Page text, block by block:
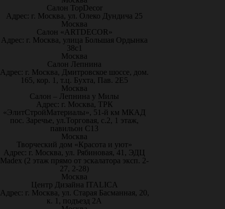
Салон TopDecor
Адрес: г. Москва, ул. Олеко Дундича 25
Москва
Салон «ARTDECOR»
Адрес: г. Москва, улица Большая Ордынка
38с1
Москва
Салон Лепнина
Адрес: г. Москва, Дмитровское шоссе, дом.
165, кор. 1, т.ц. Бухта, Пав. 2Е5
Москва
Салон – Лепнина у Милы
Адрес: г. Москва, ТРК
«ЭлитСтройМатериалы», 51-й км МКАД
пос. Заречье, ул.Торговая, с.2, 1 этаж,
павильон С13
Москва
Творческий дом «Красота и уют»
Адрес: г. Москва, ул. Рябиновая, 41, ЭДЦ
Madex (2 этаж прямо от эскалатора эксп. 2-
27, 2-28)
Москва
Центр Дизайна ITALICA
Адрес: г. Москва, ул. Старая Басманная, 20,
к. 1, подъезд 2А